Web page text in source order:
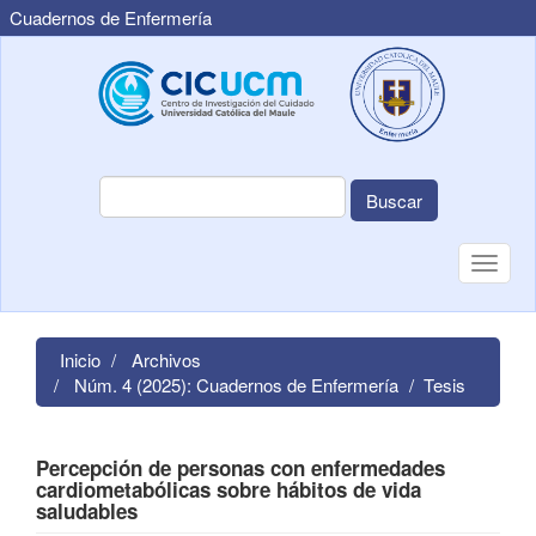
Cuadernos de Enfermería
principal
Contenido
principal
Buscar
Toggle
Inicio
Archivos
Núm. 4 (2025): Cuadernos de Enfermería
Tesis
Percepción de personas con enfermedades
cardiometabólicas sobre hábitos de vida
saludables